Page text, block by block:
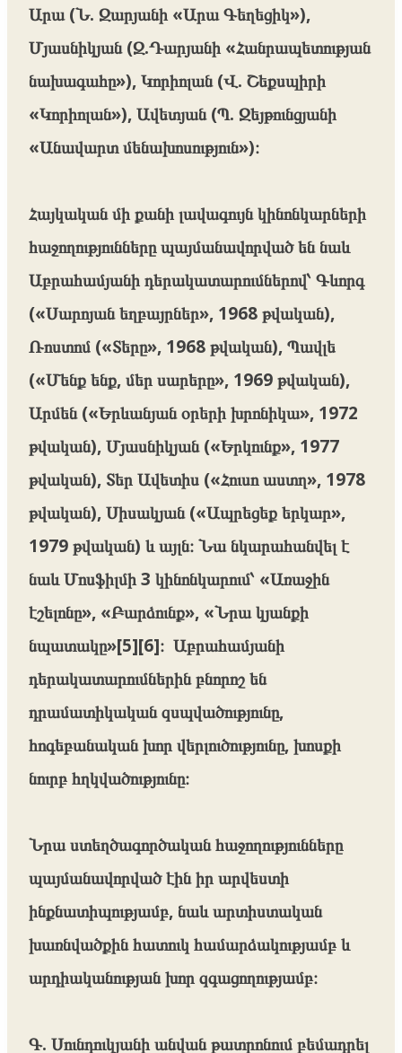
Արա (Ն. Զարյանի «Արա Գեղեցիկ»),
Մյասնիկյան (Զ.Դարյանի «Հանրապետության
նախագահը»), Կորիոլան (Վ. Շեքսպիրի
«Կորիոլան»), Ավետյան (Պ. Զեյթունցյանի
«Անավարտ մենախոսություն»)։
Հայկական մի քանի լավագույն կինոնկարների
հաջողությունները պայմանավորված են նաև
Աբրահամյանի դերակատարումներով՝ Գևորգ
(«Սարոյան եղբայրներ», 1968 թվական),
Ռոստոմ («Տերը», 1968 թվական), Պավլե
(«Մենք ենք, մեր սարերը», 1969 թվական),
Արմեն («Երևանյան օրերի խրոնիկա», 1972
թվական), Մյասնիկյան («Երկունք», 1977
թվական), Տեր Ավետիս («Հուսո աստղ», 1978
թվական), Սիսակյան («Ապրեցեք երկար»,
1979 թվական) և այլն։ Նա նկարահանվել է
նաև Մոսֆիլմի 3 կինոնկարում՝ «Առաջին
էշելոնը», «Բարձունք», «Նրա կյանքի
նպատակը»[5][6]։ Աբրահամյանի
դերակատարումներին բնորոշ են
դրամատիկական զսպվածությունը,
հոգեբանական խոր վերլուծությունը, խոսքի
նուրբ հղկվածությունը։
Նրա ստեղծագործական հաջողությունները
պայմանավորված էին իր արվեստի
ինքնատիպությամբ, նաև արտիստական
խառնվածքին հատուկ համարձակությամբ և
արդիականության խոր զգացողությամբ։
Գ. Սունդուկյանի անվան թատրոնում բեմադրել